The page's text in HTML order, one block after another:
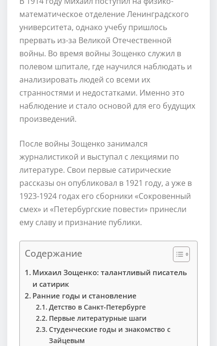
математическое отделение Ленинградского
университета, однако учебу пришлось
прервать из-за Великой Отечественной
войны. Во время войны Зощенко служил в
полевом шпитале, где научился наблюдать и
анализировать людей со всеми их
странностями и недостатками. Именно это
наблюдение и стало основой для его будущих
произведений.
После войны Зощенко занимался
журналистикой и выступал с лекциями по
литературе. Свои первые сатирические
рассказы он опубликовал в 1921 году, а уже в
1923-1924 годах его сборники «Сокровенный
смех» и «Петербургские повести» принесли
ему славу и признание публики.
Содержание
Михаил Зощенко: талантливый писатель
и сатирик
Ранние годы и становление
Детство в Санкт-Петербурге
Первые литературные шаги
Студенческие годы и знакомство с
Зайцевым